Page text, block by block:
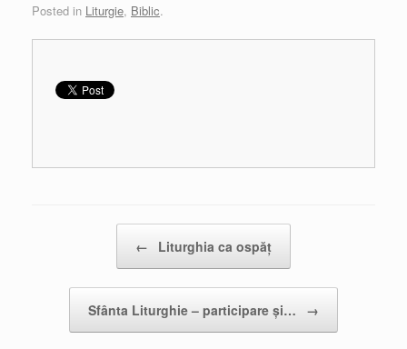
Posted in Liturgie, Biblic.
← Liturghia ca ospăț
Sfânta Liturghie – participare și… →